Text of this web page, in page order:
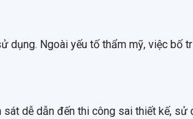
dụng. Ngoài yếu tố thẩm mỹ, việc bố
dễ dẫn đến thi công sai thiết kế, sử